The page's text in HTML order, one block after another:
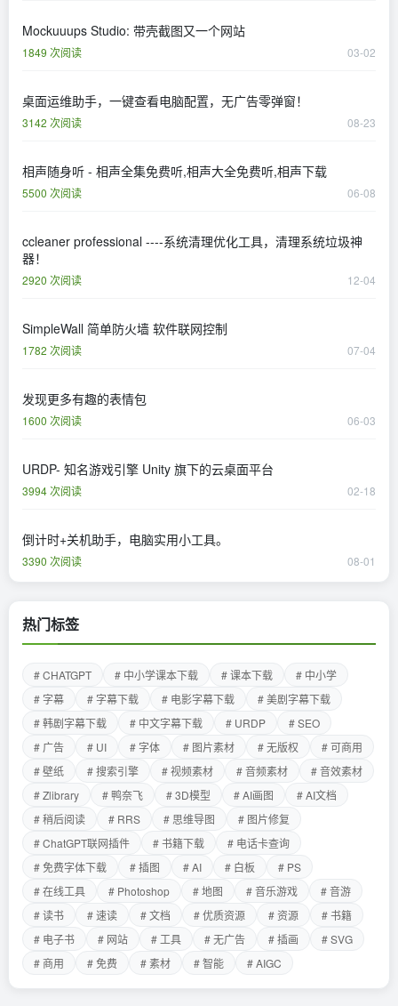
Mockuuups Studio: 带壳截图又一个网站
1849 次阅读 03-02
桌面运维助手，一键查看电脑配置，无广告零弹窗！
3142 次阅读 08-23
相声随身听 - 相声全集免费听,相声大全免费听,相声下载
5500 次阅读 06-08
ccleaner professional ----系统清理优化工具，清理系统垃圾神
器！
2920 次阅读 12-04
SimpleWall 简单防火墙 软件联网控制
1782 次阅读 07-04
发现更多有趣的表情包
1600 次阅读 06-03
URDP- 知名游戏引擎 Unity 旗下的云桌面平台
3994 次阅读 02-18
倒计时+关机助手，电脑实用小工具。
3390 次阅读 08-01
热门标签
# CHATGPT # 中小学课本下载 # 课本下载
# 中小学
# 字幕
# 字幕下载 # 电影字幕下载
# 美剧字幕下载
# 韩剧字幕下载
# 中文字幕下载 # URDP
# SEO
# 广告
# UI # 字体 # 图片素材 # 无版权
# 可商用
# 壁纸
# 搜索引擎 # 视频素材 # 音频素材
# 音效素材
# Zlibrary
# 鸭奈飞 # 3D模型 # AI画图
# AI文档
# 稍后阅读
# RRS # 思维导图
# 图片修复
# ChatGPT联网插件
# 书籍下载
# 电话卡查询
# 免费字体下载
# 插图 # AI # 白板
# PS
# 在线工具
# Photoshop # 地图 # 音乐游戏
# 音游
# 读书
# 速读 # 文档 # 优质资源 # 资源
# 书籍
# 电子书
# 网站 # 工具 # 无广告 # 插画
# SVG
# 商用
# 免费 # 素材 # 智能 # AIGC